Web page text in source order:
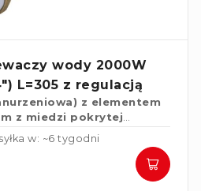
wody 2000W
L=305 z regulacją
z elementem
z miedzi pokrytej
wody.
w: ~6 tygodni